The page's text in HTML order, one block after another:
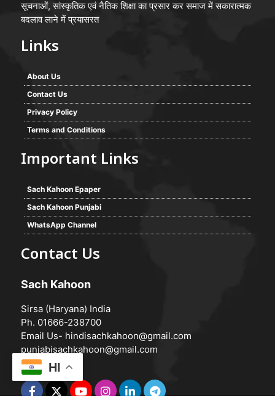
सूचनाओं, सांस्कृतिक एवं नैतिक शिक्षा का प्रसार कर समाज में सकारात्मक
बदलाव लाने में प्रयासरत
Links
About Us
Contact Us
Privacy Policy
Terms and Conditions
Important Links
Sach Kahoon Epaper
Sach Kahoon Punjabi
WhatsApp Channel
Contact Us
Sach Kahoon
Sirsa (Haryana) India
Ph. 01666-238700
Email Us- hindisachkahoon@gmail.com
punjabisachkahoon@gmail.com
HI